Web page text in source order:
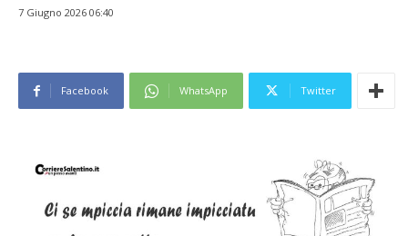
7 Giugno 2026 06:40
Facebook WhatsApp Twitter